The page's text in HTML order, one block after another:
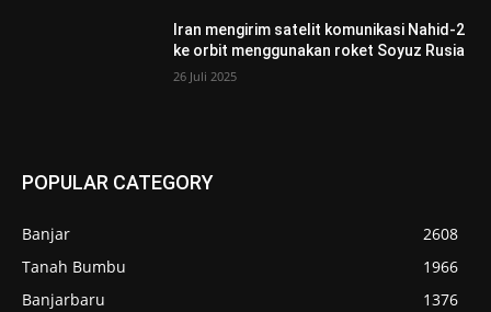
Iran mengirim satelit komunikasi Nahid-2
ke orbit menggunakan roket Soyuz Rusia
26 Juli 2025
POPULAR CATEGORY
Banjar
2608
Tanah Bumbu
1966
Banjarbaru
1376